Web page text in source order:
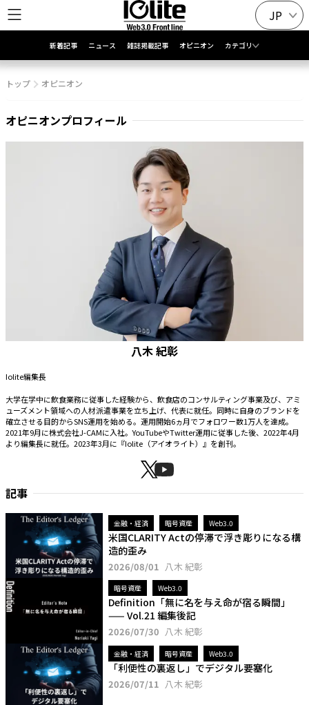
JP
新着記事 ニュース 雑誌掲載記事 オピニオン カテゴリ
トップ オピニオン
オピニオンプロフィール
八木 紀彰
Iolite編集長
大学在学中に飲食業務に従事した経験から、飲食店のコンサルティング事業及び、アミ
ューズメント領域への人材派遣事業を立ち上げ、代表に就任。同時に自身のブランドを
確立させる目的からSNS運用を始める。運用開始6ヵ月でフォロワー数1万人を達成。
2021年9月に株式会社J-CAMに入社。YouTubeやTwitter運用に従事した後、2022年4月
より編集長に就任。2023年3月に『Iolite（アイオライト）』を創刊。
記事
金融・経済 暗号資産 Web3.0
米国CLARITY Actの停滞で浮き彫りになる構
造的歪み
2026/08/01 八木 紀彰
暗号資産 Web3.0
Definition「無に名を与え命が宿る瞬間」
—— Vol.21 編集後記
2026/07/30 八木 紀彰
金融・経済 暗号資産 Web3.0
「利便性の裏返し」でデジタル要塞化
2026/07/11 八木 紀彰